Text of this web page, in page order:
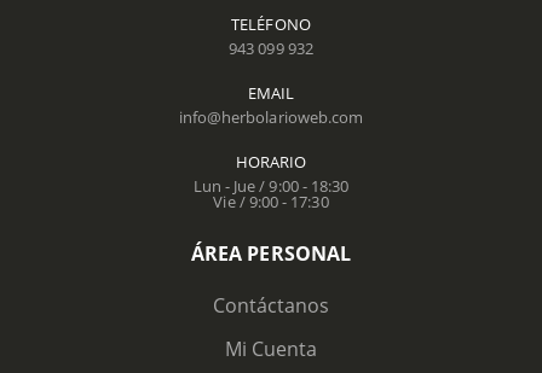
TELÉFONO
943 099 932
EMAIL
info@herbolarioweb.com
HORARIO
Lun - Jue / 9:00 - 18:30
Vie / 9:00 - 17:30
ÁREA PERSONAL
Contáctanos
Mi Cuenta